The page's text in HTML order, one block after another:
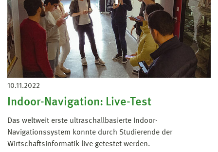
10.11.2022
Indoor-Navigation: Live-Test
Das weltweit erste ultraschallbasierte Indoor-
Navigationssystem konnte durch Studierende der
Wirtschaftsinformatik live getestet werden.